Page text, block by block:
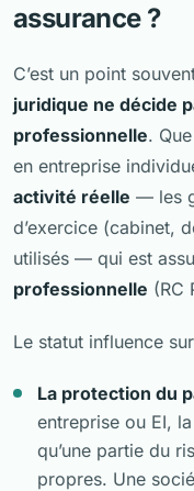
assurance ?
C’est un point
juridique ne décide
professionnelle.
en entreprise
activité réelle — les
d’exercice (cabinet,
utilisés — qui est
professionnelle (RC
Le statut influence
La protection du
entreprise ou EI,
qu’une partie du
propres. Une